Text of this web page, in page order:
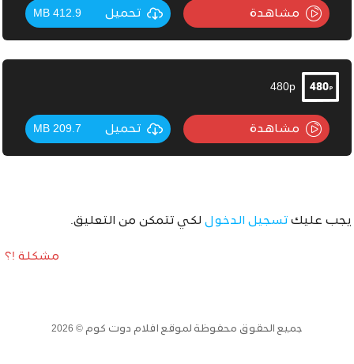
مشاهدة تحميل 412.9 MB
480p
مشاهدة تحميل 209.7 MB
يجب عليك تسجيل الدخول لكي تتمكن من التعليق.
مشكلة !؟
جميع الحقوق محفوظة لموقع افلام دوت كوم © 2026